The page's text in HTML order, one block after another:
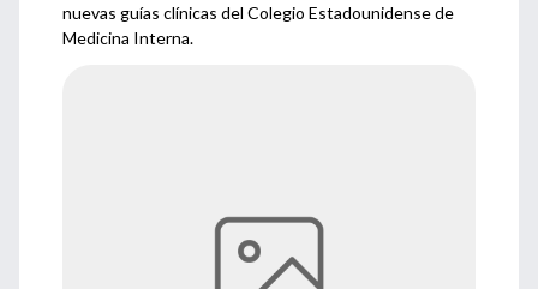
nuevas guías clínicas del Colegio Estadounidense de
Medicina Interna.